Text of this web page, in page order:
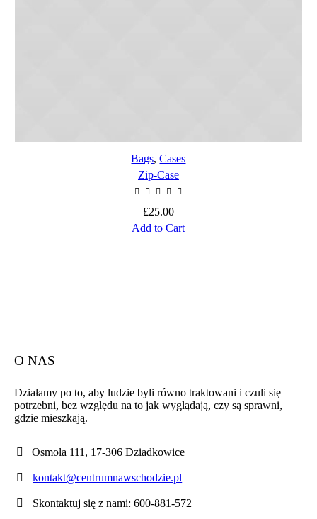
Bags,Cases
Zip-Case
£25.00
Add to Cart
O NAS
Działamy po to, aby ludzie byli równo traktowani i czuli się
potrzebni, bez względu na to jak wyglądają, czy są sprawni,
gdzie mieszkają.
Osmola 111, 17-306 Dziadkowice
kontakt@centrumnawschodzie.pl
Skontaktuj się z nami: 600-881-572